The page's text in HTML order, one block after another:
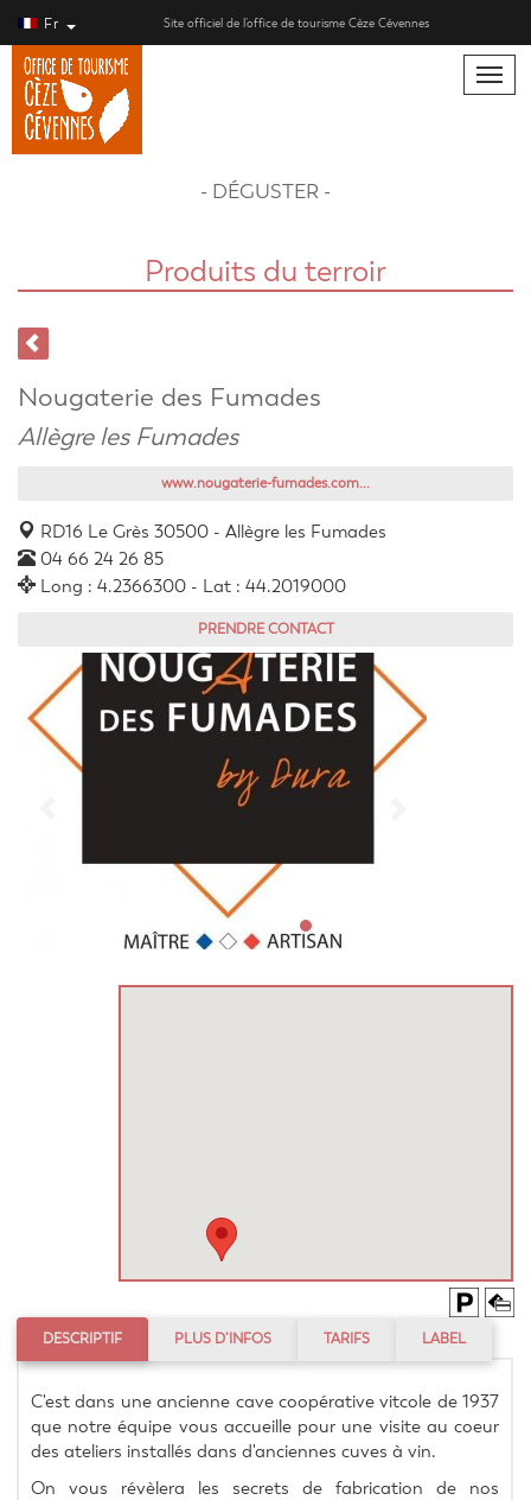
Fr Site officiel de l’office de tourisme Cèze Cévennes
Toggle
- DÉGUSTER -
Produits du terroir
Nougaterie des Fumades
Allègre les Fumades
www.nougaterie-fumades.com...
RD16 Le Grès 30500 - Allègre les Fumades
04 66 24 26 85
Long : 4.2366300 - Lat : 44.2019000
PRENDRE CONTACT
DESCRIPTIF PLUS D’INFOS TARIFS LABEL
C'est dans une ancienne cave coopérative vitcole de 1937
que notre équipe vous accueille pour une visite au coeur
des ateliers installés dans d'anciennes cuves à vin.
On vous révèlera les secrets de fabrication de nos